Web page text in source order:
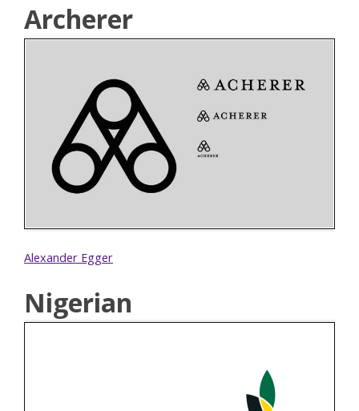
Archerer
Alexander Egger
Nigerian